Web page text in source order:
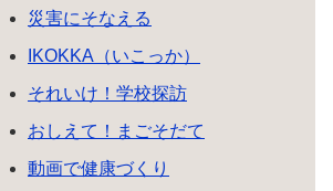
災害にそなえる
IKOKKA（いこっか）
それいけ！学校探訪
おしえて！まごそだて
動画で健康づくり